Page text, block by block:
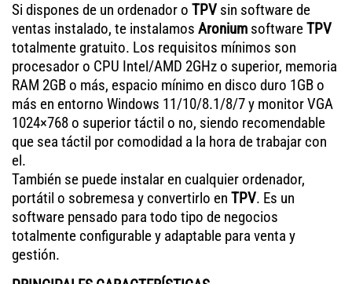
Si dispones de un ordenador o TPV sin software de
ventas instalado, te instalamos Aronium softwareTPV
totalmente gratuito. Los requisitos mínimos son
procesador o CPU Intel/AMD 2GHz o superior, memoria
RAM 2GB o más, espacio mínimo en disco duro 1GB o
más en entorno Windows 11/10/8.1/8/7 y monitor VGA
1024×768 o superior táctil o no, siendo recomendable
que sea táctil por comodidad a la hora de trabajar con
el.
También se puede instalar en cualquier ordenador,
portátil o sobremesa y convertirlo en TPV. Es un
software pensado para todo tipo de negocios
totalmente configurable y adaptable para venta y
gestión.